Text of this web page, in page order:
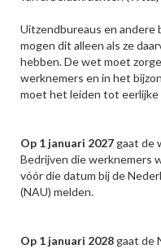
Uitzendbureaus en andere
mogen dit alleen als ze
hebben. De wet moet
werknemers en in het
moet het leiden tot
Op 1 januari 2027 gaat de
Bedrijven die werknemers
vóór die datum bij de
(NAU) melden.
Op 1 januari 2028 gaat de